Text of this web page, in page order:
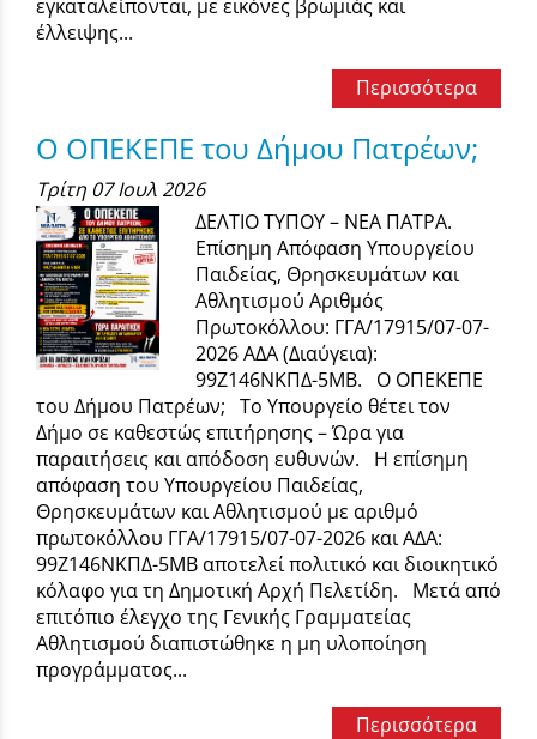
εγκαταλείπονται, με εικόνες βρωμιάς και
έλλειψης...
Περισσότερα
Ο ΟΠΕΚΕΠΕ του Δήμου Πατρέων;
Τρίτη 07 Ιουλ 2026
ΔΕΛΤΙΟ ΤΥΠΟΥ – ΝΕΑ ΠΑΤΡΑ.
Επίσημη Απόφαση Υπουργείου
Παιδείας, Θρησκευμάτων και
Αθλητισμού Αριθμός
Πρωτοκόλλου: ΓΓΑ/17915/07-07-
2026 ΑΔΑ (Διαύγεια):
99Ζ146ΝΚΠΔ-5ΜΒ. Ο ΟΠΕΚΕΠΕ
του Δήμου Πατρέων; Το Υπουργείο θέτει τον
Δήμο σε καθεστώς επιτήρησης – Ώρα για
παραιτήσεις και απόδοση ευθυνών. Η επίσημη
απόφαση του Υπουργείου Παιδείας,
Θρησκευμάτων και Αθλητισμού με αριθμό
πρωτοκόλλου ΓΓΑ/17915/07-07-2026 και ΑΔΑ:
99Ζ146ΝΚΠΔ-5ΜΒ αποτελεί πολιτικό και διοικητικό
κόλαφο για τη Δημοτική Αρχή Πελετίδη. Μετά από
επιτόπιο έλεγχο της Γενικής Γραμματείας
Αθλητισμού διαπιστώθηκε η μη υλοποίηση
προγράμματος...
Περισσότερα